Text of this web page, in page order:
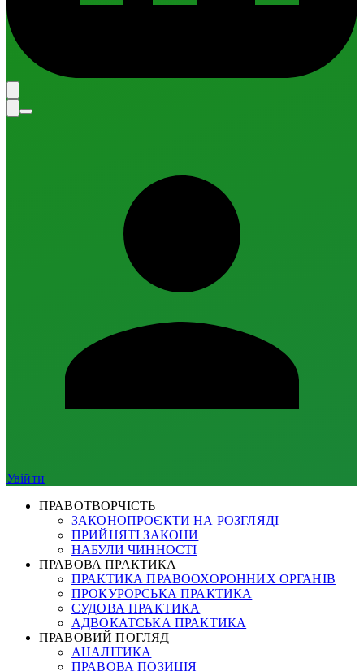
Увійти
ПРАВОТВОРЧІСТЬ
ЗАКОНОПРОЄКТИ НА РОЗГЛЯДІ
ПРИЙНЯТІ ЗАКОНИ
НАБУЛИ ЧИННОСТІ
ПРАВОВА ПРАКТИКА
ПРАКТИКА ПРАВООХОРОННИХ ОРГАНІВ
ПРОКУРОРСЬКА ПРАКТИКА
СУДОВА ПРАКТИКА
АДВОКАТСЬКА ПРАКТИКА
ПРАВОВИЙ ПОГЛЯД
АНАЛІТИКА
ПРАВОВА ПОЗИЦІЯ